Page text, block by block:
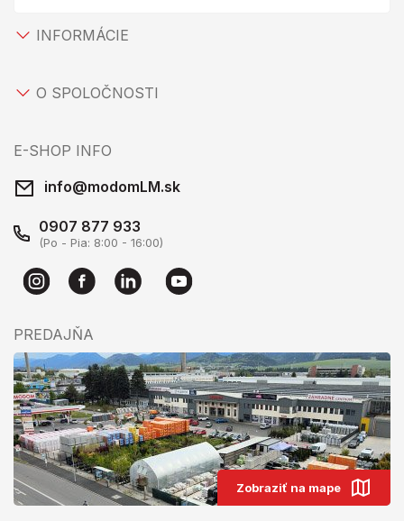
INFORMÁCIE
O SPOLOČNOSTI
E-SHOP INFO
info@modomLM.sk
0907 877 933
(Po - Pia: 8:00 - 16:00)
PREDAJŇA
Zobraziť na mape